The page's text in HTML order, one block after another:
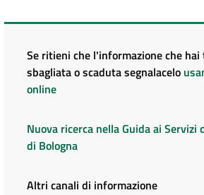
Se ritieni che l'informazione che
sbagliata o scaduta segnalacelo
online
Nuova ricerca nella Guida ai Servizi
di Bologna
Altri canali di informazione